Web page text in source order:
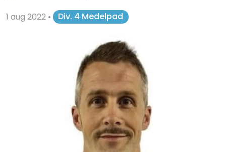
1 aug 2022 • Div. 4 Medelpad